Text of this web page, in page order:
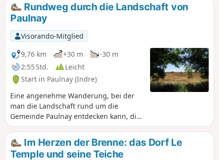
Rundweg durch die Landschaft von
Paulnay
Visorando-Mitglied
9,76 km
+30 m
-30 m
2:55 Std.
Leicht
Start in Paulnay (Indre)
Eine angenehme Wanderung, bei der
man die Landschaft rund um die
Gemeinde Paulnay entdecken kann, die
in der Naturregion Boischaut Nord im
Regionalen Naturpark Brenne liegt.
Im Herzen der Brenne: das Dorf Le
Temple und seine Teiche